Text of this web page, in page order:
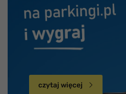
czytaj więcej